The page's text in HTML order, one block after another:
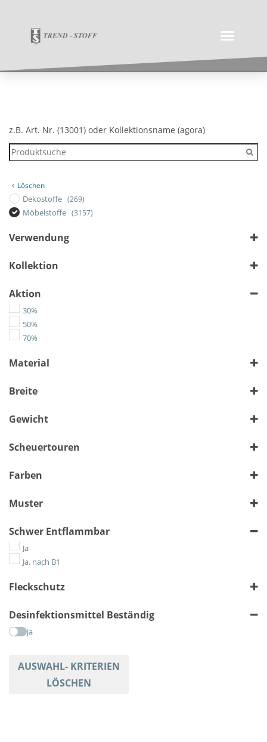
z.B. Art. Nr. (13001) oder Kollektionsname (agora)
Löschen
Dekostoffe (269)
Möbelstoffe (3157)
Verwendung
Kollektion
Aktion
30%
50%
70%
Material
Flachgewebe
Leather-Like
Velours
Breite
Gewicht
Scheuertouren
Farben
Muster
Floral
Geometrisch
Gestreift
Meliert
Uni
Schwer Entflammbar
Ja
Ja, nach B1
Fleckschutz
Desinfektionsmittel Beständig
ja
AUSWAHL- KRITERIEN
LÖSCHEN